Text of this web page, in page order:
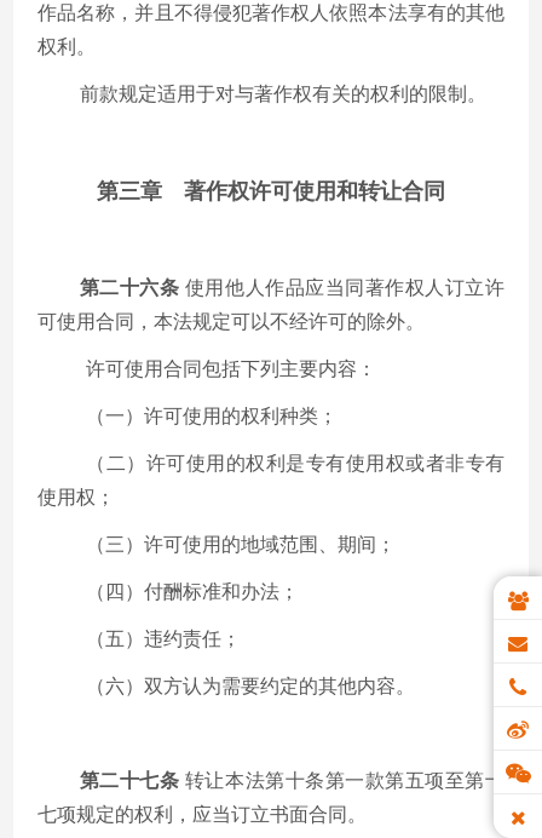
作品名称，并且不得侵犯著作权人依照本法享有的其他
权利。
前款规定适用于对与著作权有关的权利的限制。
第三章 著作权许可使用和转让合同
第二十六条 使用他人作品应当同著作权人订立许
可使用合同，本法规定可以不经许可的除外。
许可使用合同包括下列主要内容：
（一）许可使用的权利种类；
（二）许可使用的权利是专有使用权或者非专有
使用权；
（三）许可使用的地域范围、期间；
（四）付酬标准和办法；
（五）违约责任；
（六）双方认为需要约定的其他内容。
第二十七条 转让本法第十条第一款第五项至第十
七项规定的权利，应当订立书面合同。